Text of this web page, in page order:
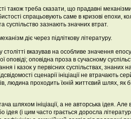
також треба сказати, що прадавні
спрацьовують саме в кризові епохи,
суспільство зазнають значних втрат.
діє через підліткову літературу.
вказував на особливе значення
оповіді; оповідна проза в сучасному
і казок у первісних суспільствах, знаних
сценарії ініціації не втрачають
людина проходить їхній життєвий шлях,
шляхом ініціації, а не авторська ідея. Але
ідея (і цим часто грається доросла